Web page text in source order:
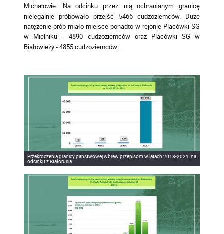
Michałowie. Na odcinku przez nią ochranianymgranicę
nielegalnie próbowało przejść 5466 cudzoziemców. Duże
natężenie prób miało miejsce ponadto w rejonie Placówki SG
w Mielniku-4890 cudzoziemców oraz Placówki SG w
Białowieży -4855 cudzoziemców .
Przekroczenia granicy państwowej wbrew przepisom w latach 2018-2021, na
odcinku z BIałorusią